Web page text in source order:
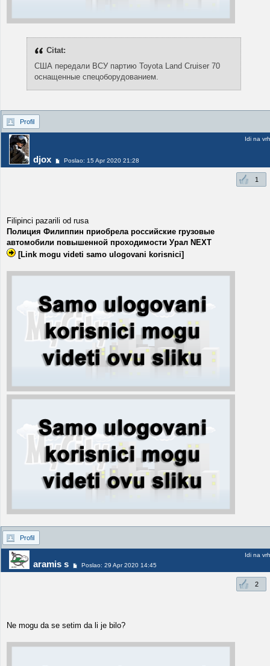
Citat:
США передали ВСУ партию Toyota Land Cruiser 70
оснащенные спецоборудованием.
Profil
djox Poslao: 15 Apr 2020 21:28
Idi na vrh
1
Filipinci pazarili od rusa
Полиция Филиппин приобрела российские грузовые
автомобили повышенной проходимости Урал NEXT
[Link mogu videti samo ulogovani korisnici]
Profil
aramis s Poslao: 29 Apr 2020 14:45
Idi na vrh
2
Ne mogu da se setim da li je bilo?